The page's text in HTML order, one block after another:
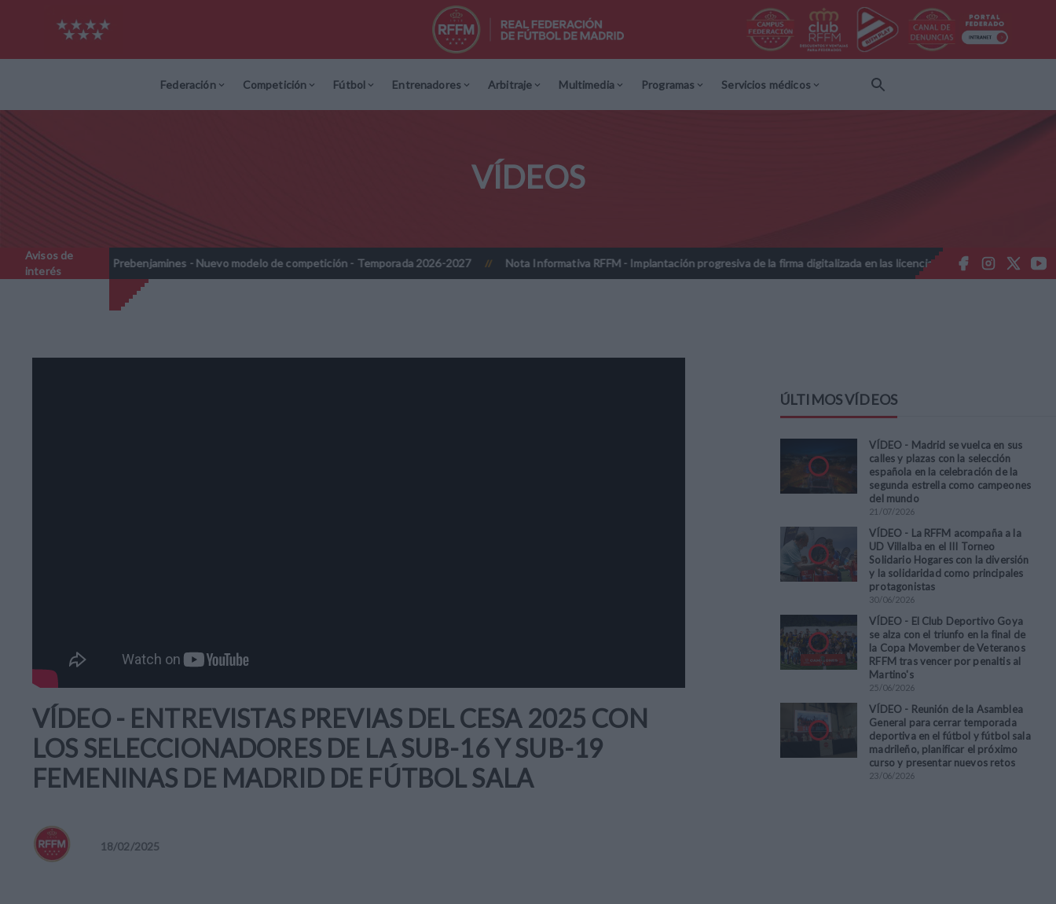
Federación Competición Fútbol Entrenadores Arbitraje Multimedia Programas Servicios médicos
VÍDEOS
Avisos de
interés
Prebenjamines - Nuevo modelo de competición - Temporada 2026-2027 // Nota Informativa RFFM - Implantación progresiva de la firma digitalizada en las licencias federativas - Temporada 2026-
VÍDEO - ENTREVISTAS PREVIAS DEL CESA 2025 CON
LOS SELECCIONADORES DE LA SUB-16 Y SUB-19
FEMENINAS DE MADRID DE FÚTBOL SALA
18/02/2025
ÚLTIMOS VÍDEOS
VÍDEO - Madrid se vuelca en sus
calles y plazas con la selección
española en la celebración de la
segunda estrella como campeones
del mundo
21 /07/2026
VÍDEO - La RFFM acompaña a la
UD Villalba en el III Torneo
Solidario Hogares con la diversión
y la solidaridad como principales
protagonistas
30/06/2026
VÍDEO - El Club Deportivo Goya
se alza con el triunfo en la final de
la Copa Movember de Veteranos
RFFM tras vencer por penaltis al
Martino's
25/06/2026
VÍDEO - Reunión de la Asamblea
General para cerrar temporada
deportiva en el fútbol y fútbol sala
madrileño, planificar el próximo
curso y presentar nuevos retos
23/06/2026